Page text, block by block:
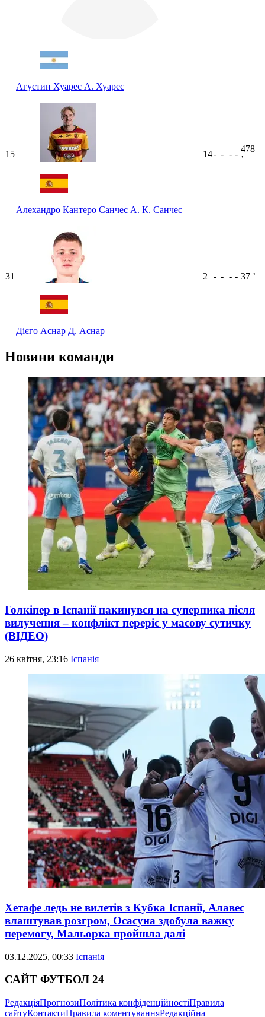
Агустин Хуарес А. Хуарес
15
Алехандро Кантеро Санчес А. К. Санчес
14- - - -
478
ʼ
31
Дієго Аснар Д. Аснар
2 - - - - 37 ʼ
Новини команди
Голкіпер в Іспанії накинувся на суперника після
вилучення – конфлікт переріс у масову сутичку
(ВІДЕО)
26 квітня, 23:16 Іспанія
Хетафе ледь не вилетів з Кубка Іспанії, Алавес
влаштував розгром, Осасуна здобула важку
перемогу, Мальорка пройшла далі
03.12.2025, 00:33 Іспанія
САЙТ ФУТБОЛ 24
РедакціяПрогнозиПолітика конфіденційностіПравила
сайтуКонтактиПравила коментуванняРедакційна